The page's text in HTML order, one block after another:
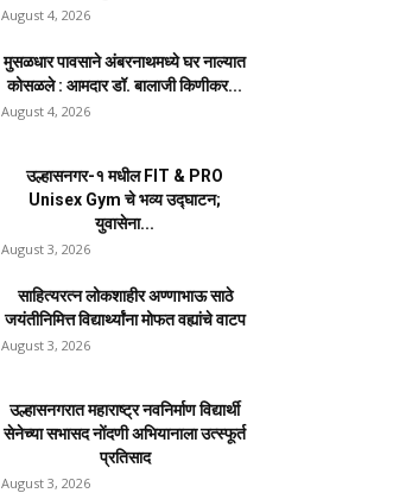
August 4, 2026
मुसळधार पावसाने अंबरनाथमध्ये घर नाल्यात
कोसळले : आमदार डॉ. बालाजी किणीकर...
August 4, 2026
उल्हासनगर-१ मधील FIT & PRO
Unisex Gym चे भव्य उद्घाटन;
युवासेना...
August 3, 2026
साहित्यरत्न लोकशाहीर अण्णाभाऊ साठे
जयंतीनिमित्त विद्यार्थ्यांना मोफत वह्यांचे वाटप
August 3, 2026
उल्हासनगरात महाराष्ट्र नवनिर्माण विद्यार्थी
सेनेच्या सभासद नोंदणी अभियानाला उत्स्फूर्त
प्रतिसाद
August 3, 2026